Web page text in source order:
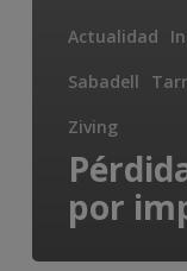
Actualidad
Sabadell
Ziving
por